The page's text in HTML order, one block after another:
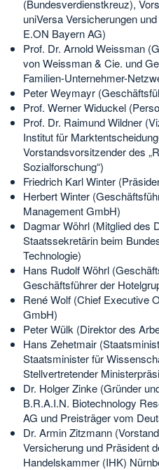
(Bundesverdienstkreuz),
uniVersa Versicherungen
E.ON Bayern AG)
Prof. Dr. Arnold Weissman
von Weissman & Cie. und
Familien-Unternehmer-
Peter Weymayr
Prof. Werner Widuckel
Prof. Dr. Raimund Wildner
Institut für
Vorstandsvorsitzender des
Sozialforschung“)
Friedrich Karl Winter
Herbert Winter
Management GmbH)
Dagmar Wöhrl (Mitglied des
Staatssekretärin beim
Technologie)
Hans Rudolf Wöhrl
Geschäftsführer der
René Wolf (Chief Executive
GmbH)
Peter Wülk (Direktor des
Hans Zehetmair
Staatsminister für
Stellvertretender
Dr. Holger Zinke (Gründer
B.R.A.I.N. Biotechnology
AG und Preisträger vom
Dr. Armin Zitzmann
Versicherung und Präsident
Handelskammer (IHK)